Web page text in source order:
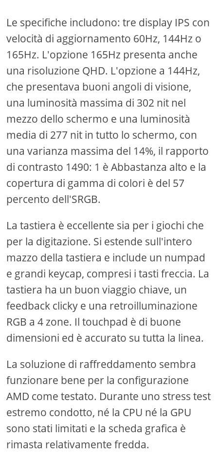
Le specifiche includono: tre display IPS con
velocità di aggiornamento 60Hz, 144Hz o
165Hz. L'opzione 165Hz presenta anche
una risoluzione QHD. L'opzione a 144Hz,
che presentava buoni angoli di visione,
una luminosità massima di 302 nit nel
mezzo dello schermo e una luminosità
media di 277 nit in tutto lo schermo, con
una varianza massima del 14%, il rapporto
di contrasto 1490: 1 è Abbastanza alto e la
copertura di gamma di colori è del 57
percento dell'SRGB.
La tastiera è eccellente sia per i giochi che
per la digitazione. Si estende sull'intero
mazzo della tastiera e include un numpad
e grandi keycap, compresi i tasti freccia. La
tastiera ha un buon viaggio chiave, un
feedback clicky e una retroilluminazione
RGB a 4 zone. Il touchpad è di buone
dimensioni ed è accurato su tutta la linea.
La soluzione di raffreddamento sembra
funzionare bene per la configurazione
AMD come testato. Durante uno stress test
estremo condotto, né la CPU né la GPU
sono stati limitati e la scheda grafica è
rimasta relativamente fredda.